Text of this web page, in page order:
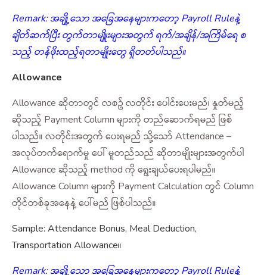
Remark: အချို့သော အ‌‌ခြေအနေများကတော့ Payroll Ruleနဲ့
ချိတ်ဆက်ပြီး တွက်တာမျိူးများအတွက် ရက်/အချိန်/အကြိမ်ရေ စ
သည့် တန်ဖိုးထည့်ရတာမျိုးတွေ ရှိတတ်ပါသည်။
Allowance
Allowance ဆိုတာတွင် လစဥ် လတိုင်း ပေါင်းပေးမည်၊ နှုတ်မည့်
ဆိုသည့် Payment Column များကို တည်ဆောက်ရမည် ဖြစ်
ပါသည်။ လတိုင်းအတွက် ပေးရမည် သို့သော် Attendance –
အလုပ်တက်ရောက်မှု ပေါ် မူတည်သည် ဆိုတာမျိုးများအတွက်ပါ
Allowance ဆိုသည့် method ကို ရွေးချယ်ပေးရပါမည်။
Allowance Column များကို Payment Calculation တွင် Column
တိုင်တစ်ခုအနေနဲ့ ပေါ်မည် ဖြစ်ပါသည်။
Sample: Attendance Bonus, Meal Deduction,
Transportation Allowance။
Remark: အချို့သော အ‌‌ခြေအနေများကတော့ Payroll Ruleနဲ့